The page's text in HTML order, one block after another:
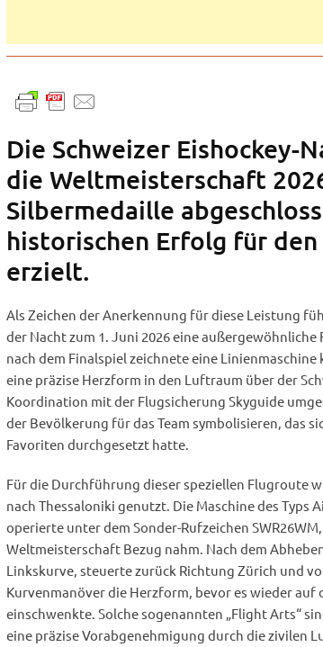
Die Schweizer Eishockey-
die Weltmeisterschaft
Silbermedaille
historischen Erfolg für
erzielt.
Als Zeichen der Anerkennung für diese Leistung
der Nacht zum 1. Juni 2026 eine
nach dem Finalspiel zeichnete eine
eine präzise Herzform in den Luftraum über der
Koordination mit der Flugsicherung Skyguide
der Bevölkerung für das Team symbolisieren, das
Favoriten durchgesetzt hatte.
Für die Durchführung dieser speziellen Flugroute
nach Thessaloniki genutzt. Die Maschine des Typs
operierte unter dem Sonder-Rufzeichen
Weltmeisterschaft Bezug nahm. Nach dem
Linkskurve, steuerte zurück Richtung Zürich und
Kurvenmanöver die Herzform, bevor es wieder auf
einschwenkte. Solche sogenannten „Flight Arts“
eine präzise Vorabgenehmigung durch die zivilen